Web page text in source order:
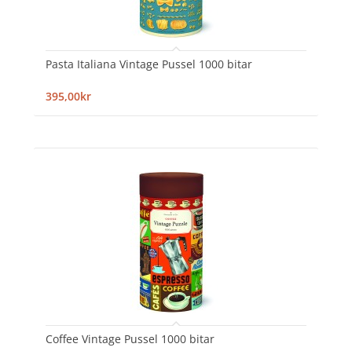
Pasta Italiana Vintage Pussel 1000 bitar
395,00kr
Coffee Vintage Pussel 1000 bitar